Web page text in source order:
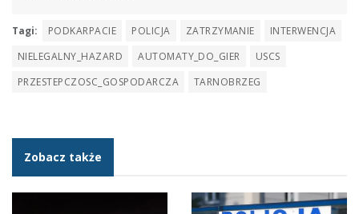
Tagi: PODKARPACIE POLICJA ZATRZYMANIE
INTERWENCJA
NIELEGALNY_HAZARD
AUTOMATY_DO_GIER
USCS
PRZESTEPCZOSC_GOSPODARCZA
TARNOBRZEG
Zobacz także